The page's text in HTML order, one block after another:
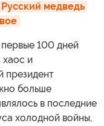
медведь
100 дней
хаос и
президент
больше
в последние
холодной войны,